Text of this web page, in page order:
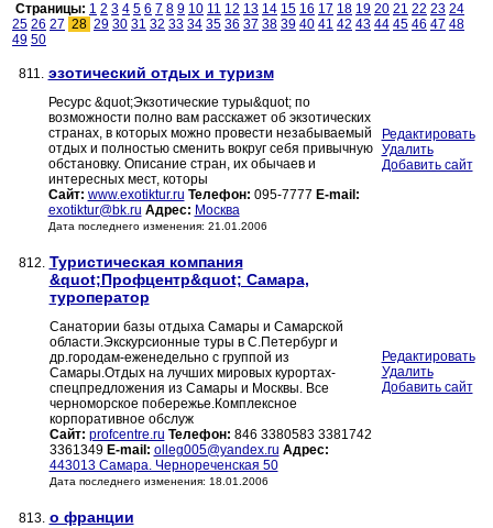
Страницы: 1 2 3 4 5 6 7 8 9 10 11 12 13 14 15 16 17 18 19 20 21 22 23 24
25 26 27 28 29 30 31 32 33 34 35 36 37 38 39 40 41 42 43 44 45 46 47 48
49 50
811. эзотический отдых и туризм
Ресурс &quot;Экзотические туры&quot; по
возможности полно вам расскажет об экзотических
странах, в которых можно провести незабываемый
отдых и полностью сменить вокруг себя привычную
обстановку. Описание стран, их обычаев и
интересных мест, которы
Сайт: www.exotiktur.ru Телефон: 095-7777 E-mail:
exotiktur@bk.ru Адрес: Москва
Дата последнего изменения: 21.01.2006
Редактировать
Удалить
Добавить сайт
812. Туристическая компания
&quot;Профцентр&quot; Самара,
туроператор
Санатории базы отдыха Самары и Самарской
области.Экскурсионные туры в С.Петербург и
др.городам-еженедельно с группой из
Самары.Отдых на лучших мировых курортах-
спецпредложения из Самары и Москвы. Все
черноморское побережье.Комплексное
корпоративное обслуж
Сайт: profcentre.ru Телефон: 846 3380583 3381742
3361349 E-mail: olleg005@yandex.ru Адрес:
443013 Самара. Чернореченская 50
Дата последнего изменения: 18.01.2006
Редактировать
Удалить
Добавить сайт
813. о франции